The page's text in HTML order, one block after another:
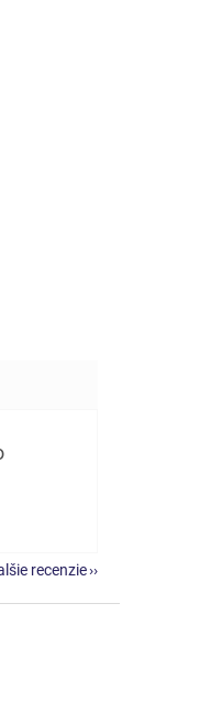
je 5 z 5 hviezdičiek.
recenzie